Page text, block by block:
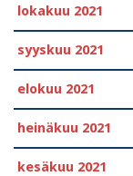
lokakuu 2021
syyskuu 2021
elokuu 2021
heinäkuu 2021
kesäkuu 2021